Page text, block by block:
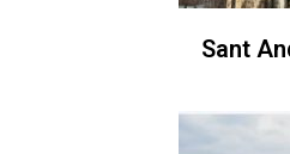
Sant